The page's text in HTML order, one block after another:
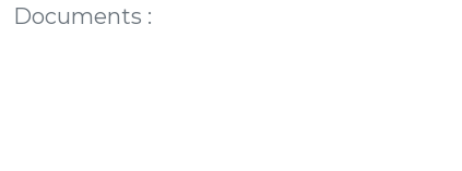
Documents :